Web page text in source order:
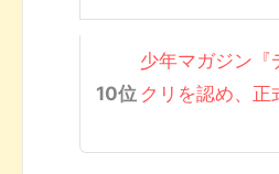
少年マガジン『
クリを認め、正